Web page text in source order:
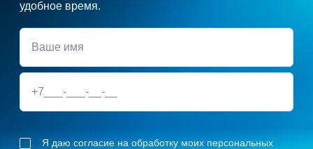
удобное время.
Я даю согласие на обработку моих персональных